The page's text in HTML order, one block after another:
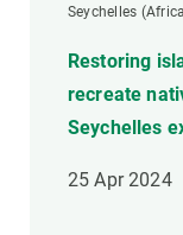
Seychelles
Restoring
recreate
Seychelles
25 Apr 2024